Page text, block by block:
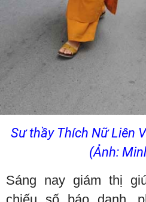
Sư thầy Thích Nữ Liên
(Ảnh:
Sáng nay giám thị